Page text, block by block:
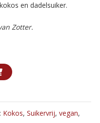
en dadelsuiker.
Zotter.
Kokos, Suikervrij, vegan,